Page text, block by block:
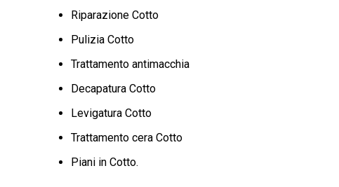
Riparazione Cotto
Pulizia Cotto
Trattamento antimacchia
Decapatura Cotto
Levigatura Cotto
Trattamento cera Cotto
Piani in Cotto.